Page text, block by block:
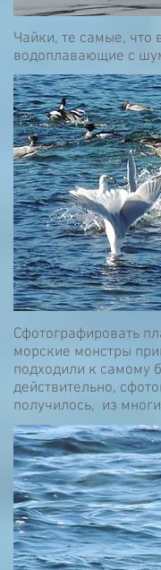
Чайки, те самые,
водоплавающие с
Сфотографировать
морские монстры
подходили к самому
действительно,
получилось, из